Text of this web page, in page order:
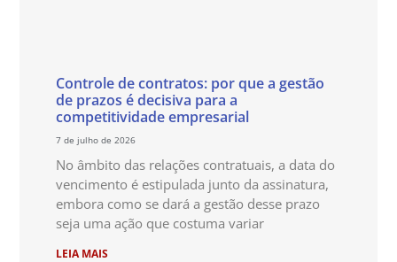
Controle de contratos: por que a gestão
de prazos é decisiva para a
competitividade empresarial
7 de julho de 2026
No âmbito das relações contratuais, a data do
vencimento é estipulada junto da assinatura,
embora como se dará a gestão desse prazo
seja uma ação que costuma variar
LEIA MAIS